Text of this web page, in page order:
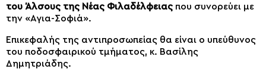
του Άλσους της Νέας Φιλαδέλφειας που συνορεύει με
την «Αγια-Σοφιά».
Επικεφαλής της αντιπροσωπείας θα είναι ο υπεύθυνος
του ποδοσφαιρικού τμήματος, κ. Βασίλης
Δημητριάδης.